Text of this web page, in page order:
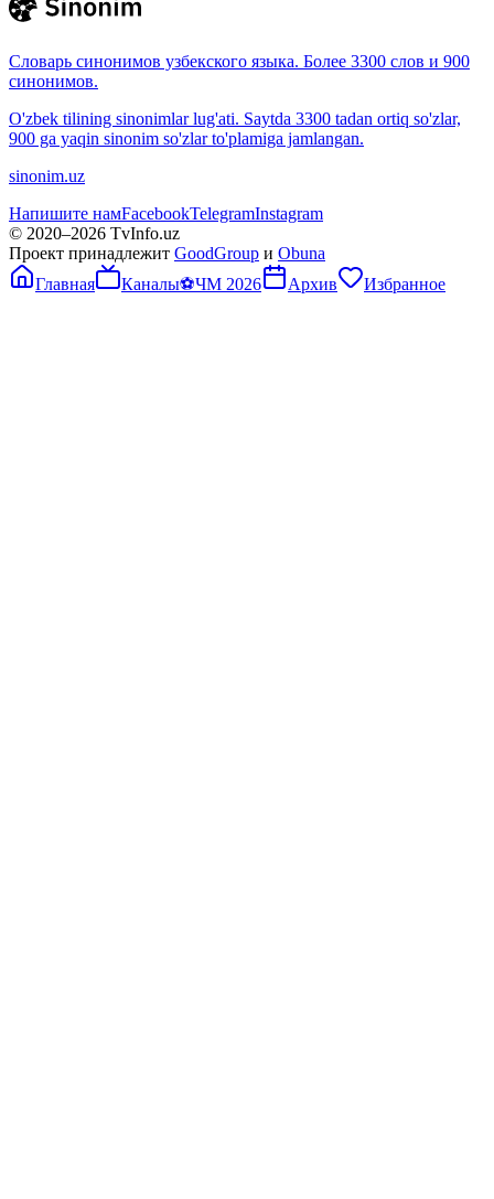
Словарь синонимов узбекского языка. Более 3300 слов и 900
синонимов.
O'zbek tilining sinonimlar lug'ati. Saytda 3300 tadan ortiq so'zlar,
900 ga yaqin sinonim so'zlar to'plamiga jamlangan.
sinonim.uz
Напишите намFacebookTelegramInstagram
© 2020–2026 TvInfo.uz
Проект принадлежит GoodGroup и Obuna
Главная
Каналы⚽ЧМ 2026 Архив Избранное